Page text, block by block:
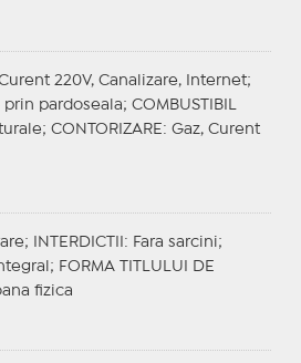
220V, Canalizare, Internet;
prin pardoseala; COMBUSTIBIL
CONTORIZARE : Gaz, Curent
INTERDICTII : Fara sarcini;
FORMA TITLULUI DE
fizica